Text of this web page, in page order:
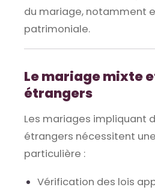
du mariage, notamment
patrimoniale.
Le mariage mixte
étrangers
Les mariages impliquant
étrangers nécessitent
particulière :
Vérification des lois